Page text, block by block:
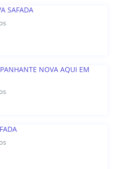
SAFADA
NOVA AQUI EM